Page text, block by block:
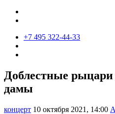
+7 495 322-44-33
Доблестные
дамы
концерт 10 октября 2021, 14:00